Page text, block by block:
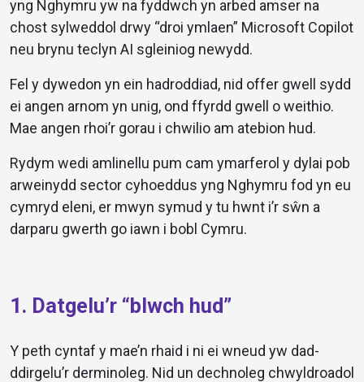
yng Nghymru yw na fyddwch yn arbed amser na
chost sylweddol drwy “droi ymlaen” Microsoft Copilot
neu brynu teclyn AI sgleiniog newydd.
Fel y dywedon yn ein hadroddiad, nid offer gwell sydd
ei angen arnom yn unig, ond ffyrdd gwell o weithio.
Mae angen rhoi’r gorau i chwilio am atebion hud.
Rydym wedi amlinellu pum cam ymarferol y dylai pob
arweinydd sector cyhoeddus yng Nghymru fod yn eu
cymryd eleni, er mwyn symud y tu hwnt i’r sŵn a
darparu gwerth go iawn i bobl Cymru.
1. Datgelu’r “blwch hud”
Y peth cyntaf y mae’n rhaid i ni ei wneud yw dad-
ddirgelu’r derminoleg. Nid un dechnoleg chwyldroadol